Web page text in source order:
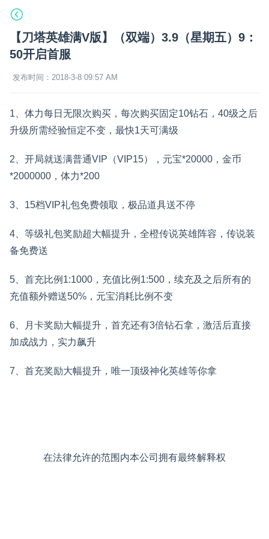
【刀塔英雄满V版】（双端）3.9（星期五）9：
50开启首服
发布时间：2018-3-8 09:57 AM
1、体力每日无限次购买，每次购买固定10钻石，40级之后
升级所需经验恒定不变，最快1天可满级
2、开局就送满普通VIP（VIP15），元宝*20000，金币
*2000000，体力*200
3、15档VIP礼包免费领取，极品道具送不停
4、等级礼包奖励超大幅提升，全橙传说英雄阵容，传说装
备免费送
5、首充比例1:1000，充值比例1:500，续充及之后所有的
充值额外赠送50%，元宝消耗比例不变
6、月卡奖励大幅提升，首充还有3倍钻石拿，激活后直接
加成战力，实力飙升
7、首充奖励大幅提升，唯一顶级神化英雄等你拿
在法律允许的范围内本公司拥有最终解释权